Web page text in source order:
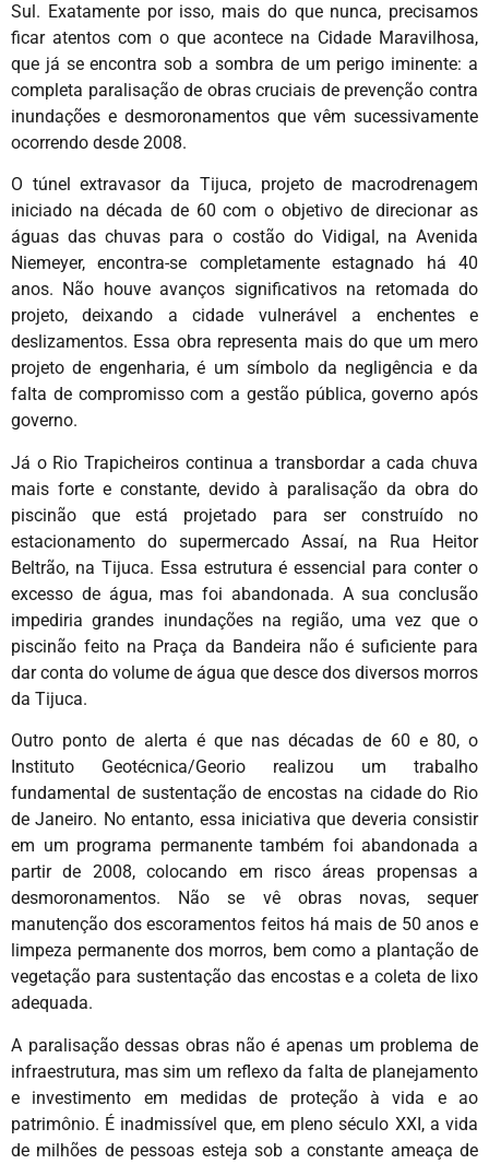
Sul. Exatamente por isso, mais do que nunca, precisamos
ficar atentos com o que acontece na Cidade Maravilhosa,
que já se encontra sob a sombra de um perigo iminente: a
completa paralisação de obras cruciais de prevenção contra
inundações e desmoronamentos que vêm sucessivamente
ocorrendo desde 2008.
O túnel extravasor da Tijuca, projeto de macrodrenagem
iniciado na década de 60 com o objetivo de direcionar as
águas das chuvas para o costão do Vidigal, na Avenida
Niemeyer, encontra-se completamente estagnado há 40
anos. Não houve avanços significativos na retomada do
projeto, deixando a cidade vulnerável a enchentes e
deslizamentos. Essa obra representa mais do que um mero
projeto de engenharia, é um símbolo da negligência e da
falta de compromisso com a gestão pública, governo após
governo.
Já o Rio Trapicheiros continua a transbordar a cada chuva
mais forte e constante, devido à paralisação da obra do
piscinão que está projetado para ser construído no
estacionamento do supermercado Assaí, na Rua Heitor
Beltrão, na Tijuca. Essa estrutura é essencial para conter o
excesso de água, mas foi abandonada. A sua conclusão
impediria grandes inundações na região, uma vez que o
piscinão feito na Praça da Bandeira não é suficiente para
dar conta do volume de água que desce dos diversos morros
da Tijuca.
Outro ponto de alerta é que nas décadas de 60 e 80, o
Instituto Geotécnica/Georio realizou um trabalho
fundamental de sustentação de encostas na cidade do Rio
de Janeiro. No entanto, essa iniciativa que deveria consistir
em um programa permanente também foi abandonada a
partir de 2008, colocando em risco áreas propensas a
desmoronamentos. Não se vê obras novas, sequer
manutenção dos escoramentos feitos há mais de 50 anos e
limpeza permanente dos morros, bem como a plantação de
vegetação para sustentação das encostas e a coleta de lixo
adequada.
A paralisação dessas obras não é apenas um problema de
infraestrutura, mas sim um reflexo da falta de planejamento
e investimento em medidas de proteção à vida e ao
patrimônio. É inadmissível que, em pleno século XXI, a vida
de milhões de pessoas esteja sob a constante ameaça de